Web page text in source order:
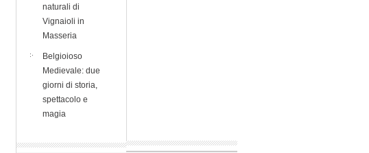
naturali di
Vignaioli in
Masseria
Belgioioso
Medievale: due
giorni di storia,
spettacolo e
magia